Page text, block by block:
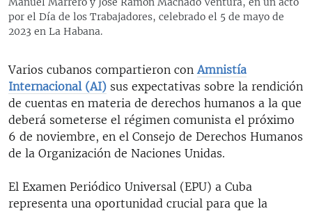
KENTU-CUBANO
LOS SANTOS DE HIALEAH
DESINFORMACIÓN RUSA EN AMÉRICA LATINA
LA INVASIÓN DE RUSIA A UCRANIA
por el Día de los Trabajadores, celebrado el 5 de mayo de
2023 en La Habana.
Varios cubanos compartieron con Amnistía
Internacional (AI) sus expectativas sobre la rendición
de cuentas en materia de derechos humanos a la que
deberá someterse el régimen comunista el próximo
6 de noviembre, en el Consejo de Derechos Humanos
de la Organización de Naciones Unidas.
El Examen Periódico Universal (EPU) a Cuba
representa una oportunidad crucial para que la